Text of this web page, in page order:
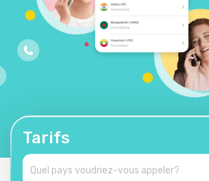
Tarifs